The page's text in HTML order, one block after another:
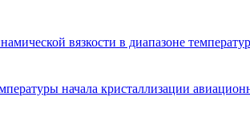
вязкости в диапазоне
начала кристаллизации